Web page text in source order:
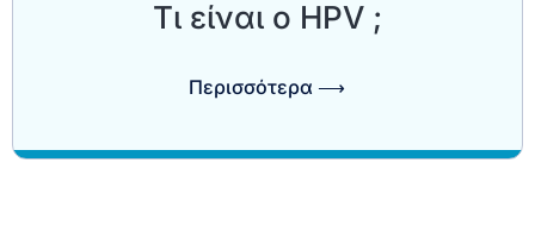
Τι είναι ο HPV ;
Περισσότερα ⟶